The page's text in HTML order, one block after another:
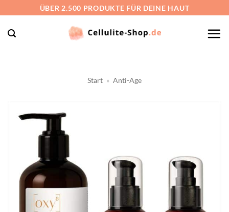
springen
ÜBER 2.500 PRODUKTE FÜR DEINE HAUT
Start » Anti-Age